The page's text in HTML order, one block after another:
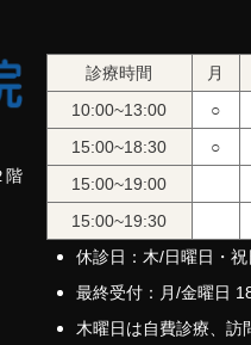
階
診療時間 月
10:00~13:00
○
15:00~18:30
○
15:00~19:00
15:00~19:30
休診日：木/日曜日・
最終受付：月/金曜日
木曜日は自費診療、訪